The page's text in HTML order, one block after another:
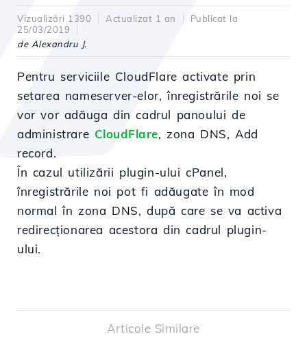
Vizualizări 1390 Actualizat 1 an
Publicat la
25/03/2019
de Alexandru J.
Pentru serviciile CloudFlare activate prin
setarea nameserver-elor, înregistrările noi se
vor vor adăuga din cadrul panoului de
administrare CloudFlare, zona DNS, Add
record.
În cazul utilizării plugin-ului cPanel,
înregistrările noi pot fi adăugate în mod
normal în zona DNS, după care se va activa
redirecționarea acestora din cadrul plugin-
ului.
Articole Similare